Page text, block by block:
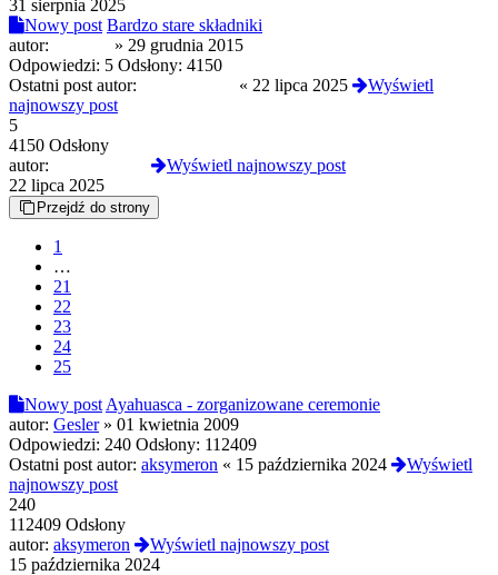
31 sierpnia 2025
Nowy post Bardzo stare składniki
autor:
» 29 grudnia 2015
Odpowiedzi: 5 Odsłony: 4150
Ostatni post autor:
« 22 lipca 2025
Wyświetl
najnowszy post
5
4150 Odsłony
autor:
Wyświetl najnowszy post
22 lipca 2025
Przejdź do strony
1
…
21
22
23
24
25
Nowy post Ayahuasca - zorganizowane ceremonie
autor: Gesler» 01 kwietnia 2009
Odpowiedzi: 240 Odsłony: 112409
Ostatni post autor: aksymeron « 15 października 2024
Wyświetl
najnowszy post
240
112409 Odsłony
autor: aksymeron
Wyświetl najnowszy post
15 października 2024